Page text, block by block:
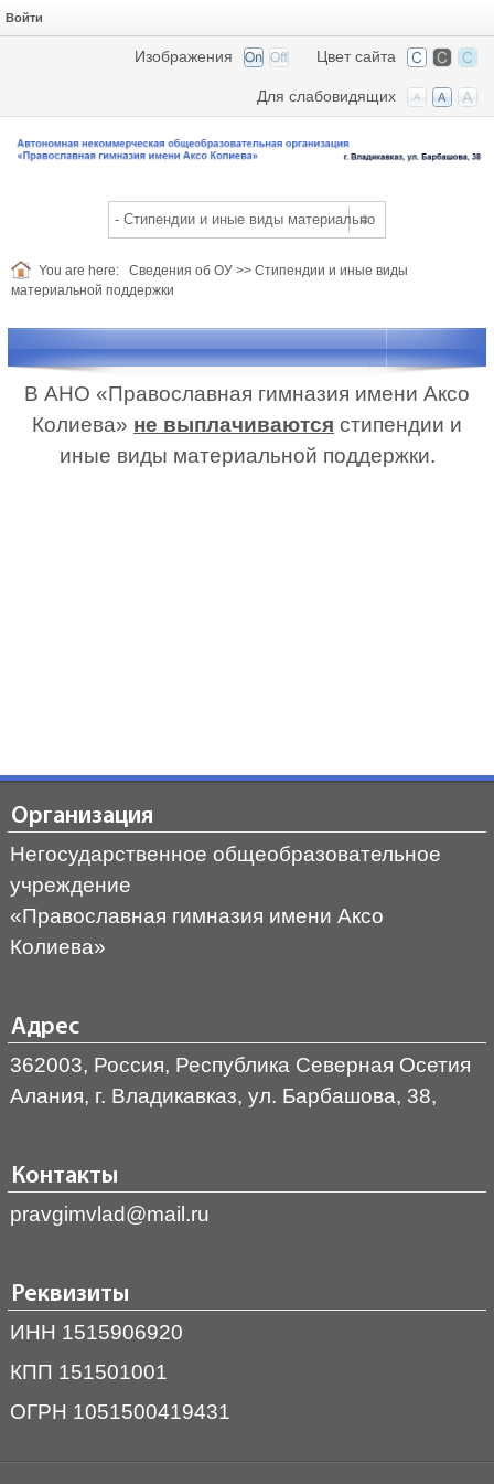
Войти
Цвет сайта
Изображения
Для слабовидящих
You are here: Сведения об ОУ >> Стипендии и иные виды
материальной поддержки
В АНО «Православная гимназия имени Аксо
Колиева» не выплачиваются стипендии и
иные виды материальной поддержки.
Организация
Негосударственное общеобразовательное
учреждение
«Православная гимназия имени Аксо
Колиева»
Адрес
362003, Россия, Республика Северная Осетия
Алания, г. Владикавказ, ул. Барбашова, 38,
Контакты
pravgimvlad@mail.ru
Реквизиты
ИНН 1515906920
КПП 151501001
ОГРН 1051500419431